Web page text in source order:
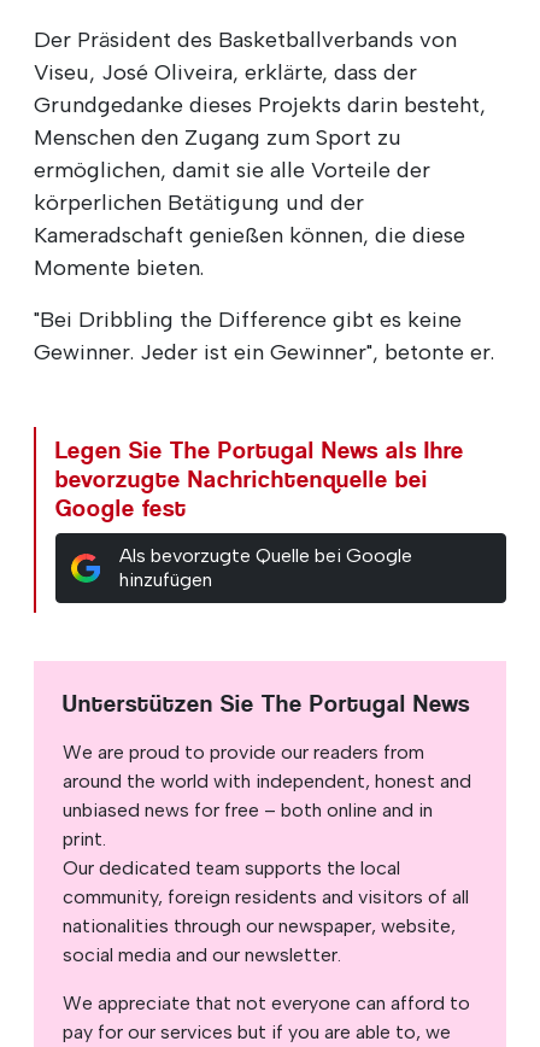
Der Präsident des Basketballverbands von
Viseu, José Oliveira, erklärte, dass der
Grundgedanke dieses Projekts darin besteht,
Menschen den Zugang zum Sport zu
ermöglichen, damit sie alle Vorteile der
körperlichen Betätigung und der
Kameradschaft genießen können, die diese
Momente bieten.
"Bei Dribbling the Difference gibt es keine
Gewinner. Jeder ist ein Gewinner", betonte er.
Legen Sie The Portugal News als Ihre
bevorzugte Nachrichtenquelle bei
Google fest
Als bevorzugte Quelle bei Google
hinzufügen
Unterstützen Sie The Portugal News
We are proud to provide our readers from
around the world with independent, honest and
unbiased news for free – both online and in
print.
Our dedicated team supports the local
community, foreign residents and visitors of all
nationalities through our newspaper, website,
social media and our newsletter.
We appreciate that not everyone can afford to
pay for our services but if you are able to, we